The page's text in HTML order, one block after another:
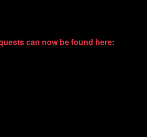
can now be found here: